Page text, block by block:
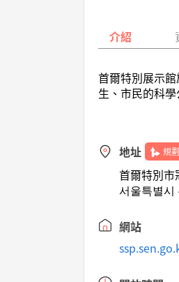
介紹
首爾特別展示
生、市民的科
地址 規
首爾特別市
서울특별시
網站